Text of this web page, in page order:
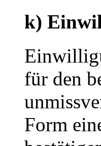
k)
für den
Form